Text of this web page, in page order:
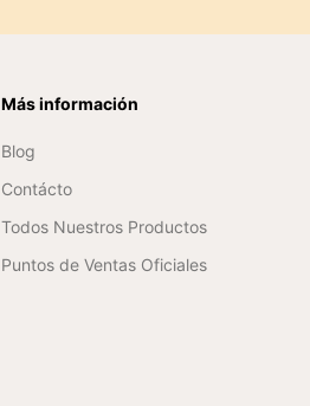
Más información
Blog
Contácto
Todos Nuestros Productos
Puntos de Ventas Oficiales